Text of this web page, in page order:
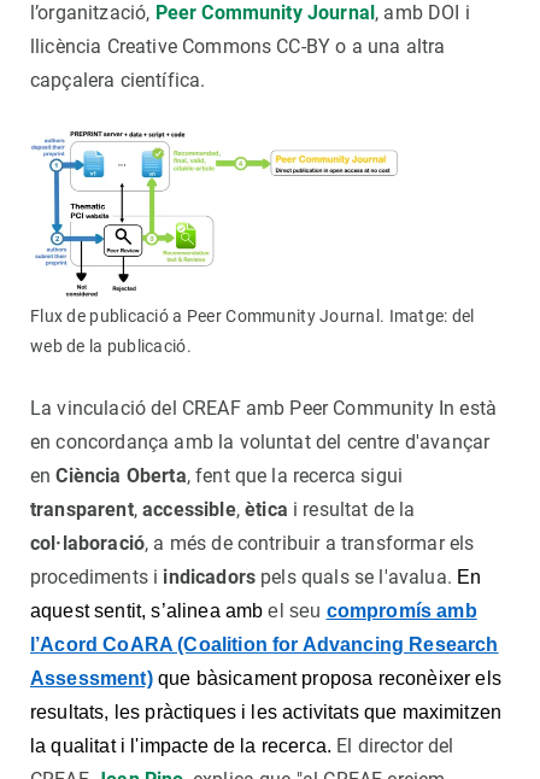
l’organització, Peer Community Journal , amb DOI i
llicència Creative Commons CC-BY o a una altra
capçalera científica.
Flux de publicació a Peer Community Journal. Imatge: del
web de la publicació.
La vinculació del CREAF amb Peer Community In està
en concordança amb la voluntat del centre d'avançar
enCiència Oberta, fent que la recerca sigui
transparent,accessible,ètica i resultat de la
col·laboració, a més de contribuir a transformar els
procediments i indicadors pels quals se l'avalua. En
aquest sentit, s’alinea ambel seu compromís amb
l’Acord CoARA (Coalition for Advancing Research
Assessment) que bàsicament proposa reconèixer els
resultats, les pràctiques i les activitats que maximitzen
la qualitat i l'impacte de la recerca. El director del